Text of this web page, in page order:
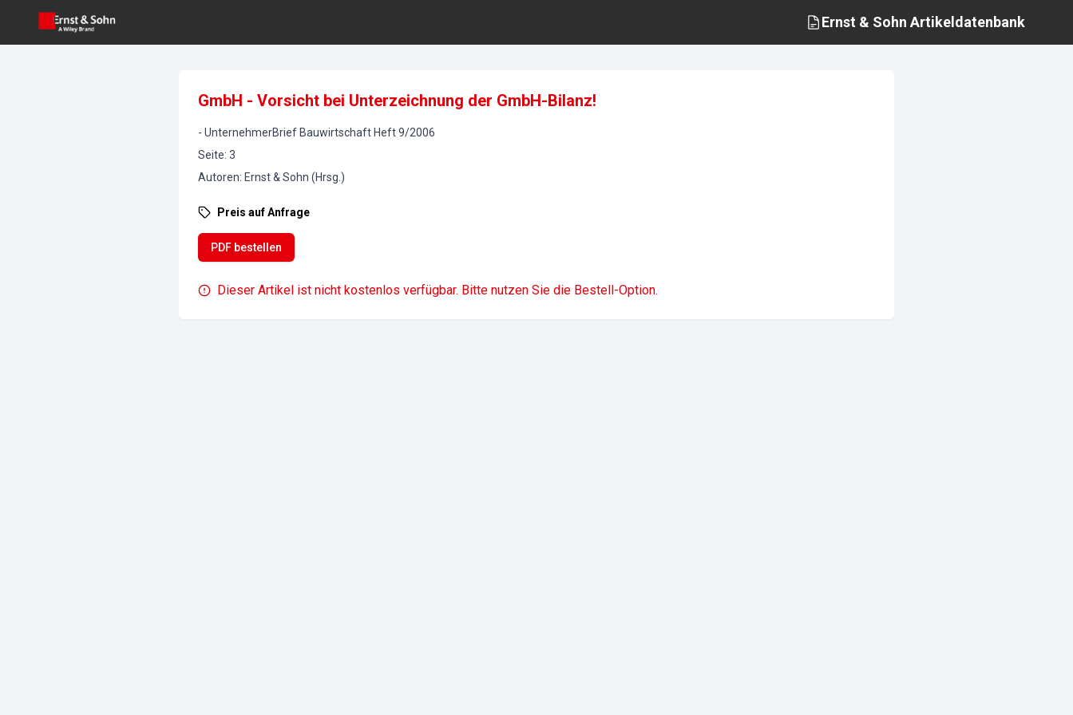
Ernst & Sohn Artikeldatenbank
GmbH - Vorsicht bei Unterzeichnung der GmbH-Bilanz!
- UnternehmerBrief Bauwirtschaft Heft9/2006
Seite: 3
Autoren: Ernst & Sohn (Hrsg.)
Preis auf Anfrage
PDF bestellen
Dieser Artikel ist nicht kostenlos verfügbar. Bitte nutzen Sie die Bestell-Option.